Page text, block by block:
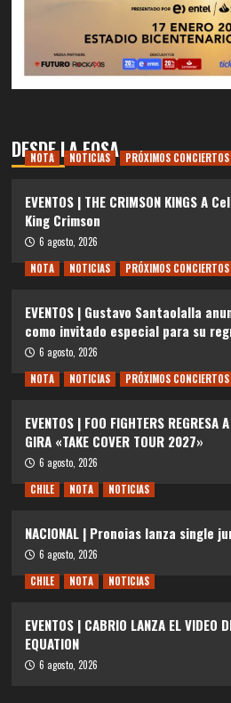
DESDE LA FOSA
NOTA NOTICIAS PRÓXIMOS CONCIERTOS
EVENTOS | THE CRIMSON KINGS
King Crimson
6 agosto, 2026
NOTA
NOTICIAS PRÓXIMOS CONCIERTOS
EVENTOS | Gustavo Santaolalla
como invitado especial para su
6 agosto, 2026
NOTA
NOTICIAS PRÓXIMOS CONCIERTOS
EVENTOS | FOO FIGHTERS REGRESA
GIRA «TAKE COVER TOUR 2027»
6 agosto, 2026
CHILE
NOTA NOTICIAS
NACIONAL | Pronoias lanza single
6 agosto, 2026
CHILE
NOTA NOTICIAS
EVENTOS | CABRIO LANZA EL VIDEO
EQUATION
6 agosto, 2026